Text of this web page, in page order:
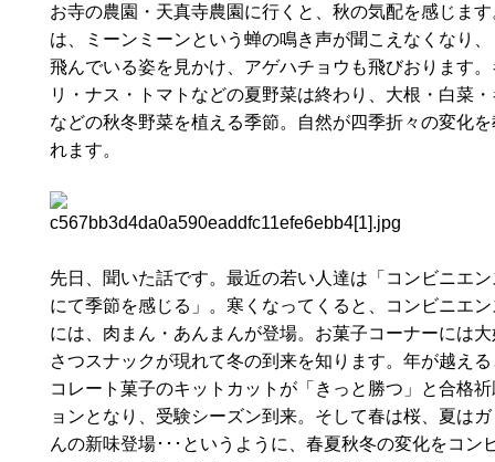
お寺の農園・天真寺農園に行くと、秋の気配を感じま
は、ミーンミーンという蝉の鳴き声が聞こえなくなり
飛んでいる姿を見かけ、アゲハチョウも飛びおります
リ・ナス・トマトなどの夏野菜は終わり、大根・白菜
などの秋冬野菜を植える季節。自然が四季折々の変化
れます。
先日、聞いた話です。最近の若い人達は「コンビニエ
にて季節を感じる」。寒くなってくると、コンビニエ
には、肉まん・あんまんが登場。お菓子コーナーには
さつスナックが現れて冬の到来を知ります。年が越え
コレート菓子のキットカットが「きっと勝つ」と合格
ョンとなり、受験シーズン到来。そして春は桜、夏は
んの新味登場･･･というように、春夏秋冬の変化をコン